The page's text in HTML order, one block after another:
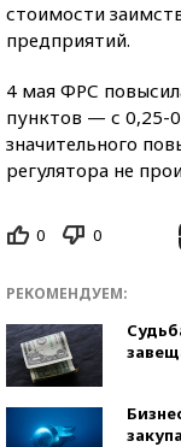
стоимости
предприятий.
4 мая ФРС
пунктов — с 0,25-
значительного
регулятора не
0 0
РЕКОМЕНДУЕМ: